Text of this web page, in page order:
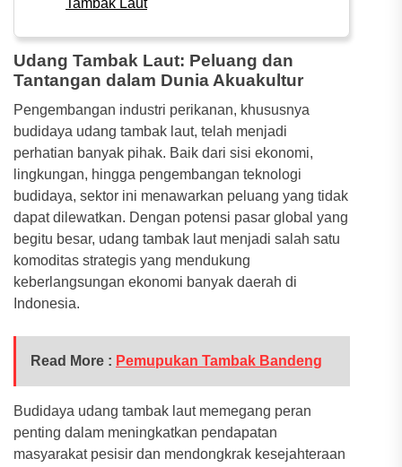
Tambak Laut
Udang Tambak Laut: Peluang dan
Tantangan dalam Dunia Akuakultur
Pengembangan industri perikanan, khususnya
budidaya udang tambak laut, telah menjadi
perhatian banyak pihak. Baik dari sisi ekonomi,
lingkungan, hingga pengembangan teknologi
budidaya, sektor ini menawarkan peluang yang tidak
dapat dilewatkan. Dengan potensi pasar global yang
begitu besar, udang tambak laut menjadi salah satu
komoditas strategis yang mendukung
keberlangsungan ekonomi banyak daerah di
Indonesia.
Read More : Pemupukan Tambak Bandeng
Budidaya udang tambak laut memegang peran
penting dalam meningkatkan pendapatan
masyarakat pesisir dan mendongkrak kesejahteraan